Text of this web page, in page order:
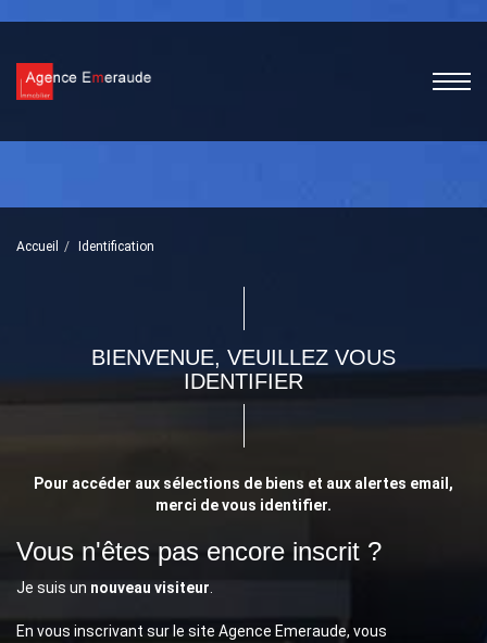
Accueil Identification
BIENVENUE, VEUILLEZ VOUS
IDENTIFIER
Pour accéder aux sélections de biens et aux alertes email,
merci de vous identifier.
Vous n'êtes pas encore inscrit ?
Je suis un nouveau visiteur
En vous inscrivant sur le site Agence Emeraude, vous